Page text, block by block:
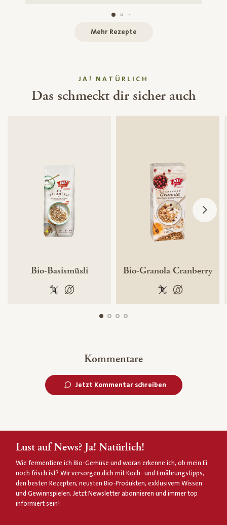
Mehr Rezepte
JA! NATÜRLICH
Das schmeckt dir sicher auch
Bio-Basismüsli
100 % gentechnikfrei
100 % palmölfrei
Bio-Granola Cranberry
100 %100 %
Kommentare
Jetzt Kommentar schreiben
Lust auf News? Ja! Natürlich!
Wie fermentiere ich Bio-Gemüse und woran erkenne ich, ob mein Ei
noch frisch ist? Wir versorgen dich mit Koch- und Ernährungstipps,
den besten Rezepten, neusten Bio-Produkten, exklusivem Wissen
und Gewinnspielen. Jetzt Newsletter abonnieren und immer top
informiert sein!